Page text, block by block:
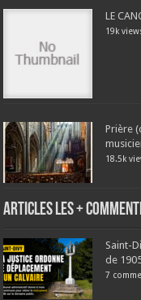
LE
19k
Prière
18.5k
Articles les +
Saint-
de
7